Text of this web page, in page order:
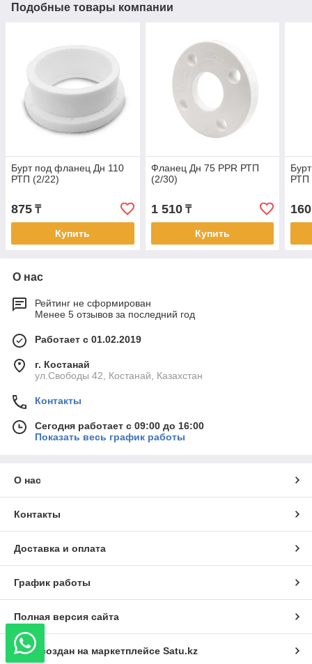
Подобные товары компании
Бурт под фланец Дн 110
РТП (2/22)
875 ₸
Купить
Фланец Дн 75 PPR РТП
(2/30)
1 510₸
Купить
РТП
160
О нас
Рейтинг не сформирован
Менее 5 отзывов за последний год
Работает с 01.02.2019
г. Костанай
ул.Свободы 42, Костанай, Казахстан
Контакты
Сегодня работает с 09:00 до 16:00
Показать весь график работы
О нас
Контакты
Доставка и оплата
График работы
Полная версия сайта
Сайт создан на маркетплейсе Satu.kz